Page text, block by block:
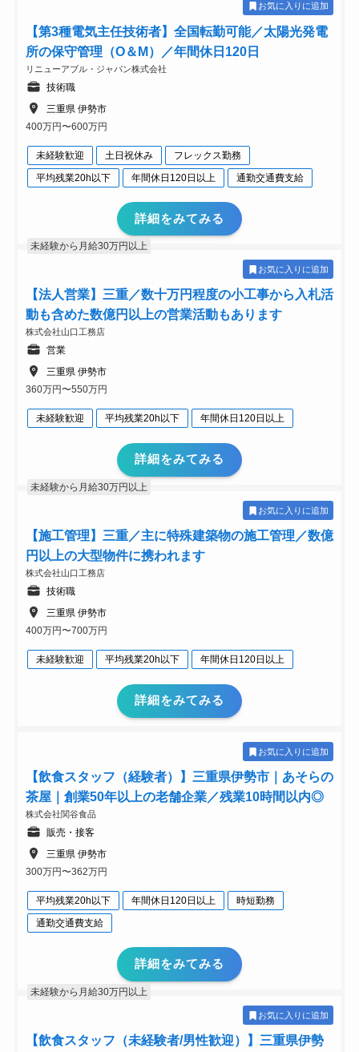
お気に入りに追加
【第3種電気主任技術者】全国転勤可能／太陽光発電
所の保守管理（O＆M）／年間休日120日
リニューアブル・ジャパン株式会社
技術職
三重県 伊勢市
400万円〜600万円
未経験歓迎 土日祝休み
フレックス勤務
平均残業20h以下
年間休日120日以上 通勤交通費支給
詳細をみてみる
未経験から月給30万円以上
お気に入りに追加
【法人営業】三重／数十万円程度の小工事から入札活
動も含めた数億円以上の営業活動もあります
株式会社山口工務店
営業
三重県 伊勢市
360万円〜550万円
未経験歓迎 平均残業20h以下 年間休日120日以上
詳細をみてみる
未経験から月給30万円以上
お気に入りに追加
【施工管理】三重／主に特殊建築物の施工管理／数億
円以上の大型物件に携われます
株式会社山口工務店
技術職
三重県 伊勢市
400万円〜700万円
未経験歓迎 平均残業20h以下 年間休日120日以上
詳細をみてみる
お気に入りに追加
【飲食スタッフ（経験者）】三重県伊勢市｜あそらの
茶屋｜創業50年以上の老舗企業／残業10時間以内◎
株式会社関谷食品
販売・接客
三重県 伊勢市
300万円〜362万円
平均残業20h以下 年間休日120日以上
時短勤務
通勤交通費支給
詳細をみてみる
未経験から月給30万円以上
お気に入りに追加
【飲食スタッフ（未経験者/男性歓迎）】三重県伊勢